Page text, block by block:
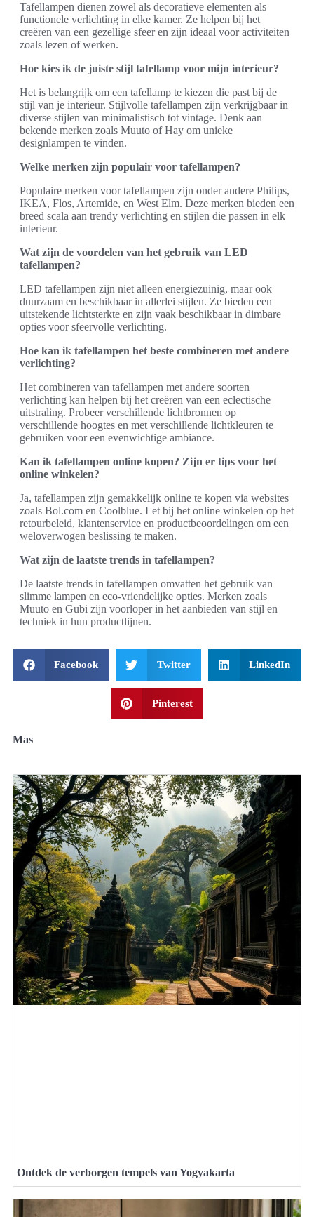
Tafellampen dienen zowel als decoratieve elementen als
functionele verlichting in elke kamer. Ze helpen bij het
creëren van een gezellige sfeer en zijn ideaal voor activiteiten
zoals lezen of werken.
Hoe kies ik de juiste stijl tafellamp voor mijn interieur?
Het is belangrijk om een tafellamp te kiezen die past bij de
stijl van je interieur. Stijlvolle tafellampen zijn verkrijgbaar in
diverse stijlen van minimalistisch tot vintage. Denk aan
bekende merken zoals Muuto of Hay om unieke
designlampen te vinden.
Welke merken zijn populair voor tafellampen?
Populaire merken voor tafellampen zijn onder andere Philips,
IKEA, Flos, Artemide, en West Elm. Deze merken bieden een
breed scala aan trendy verlichting en stijlen die passen in elk
interieur.
Wat zijn de voordelen van het gebruik van LED
tafellampen?
LED tafellampen zijn niet alleen energiezuinig, maar ook
duurzaam en beschikbaar in allerlei stijlen. Ze bieden een
uitstekende lichtsterkte en zijn vaak beschikbaar in dimbare
opties voor sfeervolle verlichting.
Hoe kan ik tafellampen het beste combineren met andere
verlichting?
Het combineren van tafellampen met andere soorten
verlichting kan helpen bij het creëren van een eclectische
uitstraling. Probeer verschillende lichtbronnen op
verschillende hoogtes en met verschillende lichtkleuren te
gebruiken voor een evenwichtige ambiance.
Kan ik tafellampen online kopen? Zijn er tips voor het
online winkelen?
Ja, tafellampen zijn gemakkelijk online te kopen via websites
zoals Bol.com en Coolblue. Let bij het online winkelen op het
retourbeleid, klantenservice en productbeoordelingen om een
weloverwogen beslissing te maken.
Wat zijn de laatste trends in tafellampen?
De laatste trends in tafellampen omvatten het gebruik van
slimme lampen en eco-vriendelijke opties. Merken zoals
Muuto en Gubi zijn voorloper in het aanbieden van stijl en
techniek in hun productlijnen.
Facebook Twitter LinkedIn
Pinterest
Mas
Ontdek de verborgen tempels van Yogyakarta